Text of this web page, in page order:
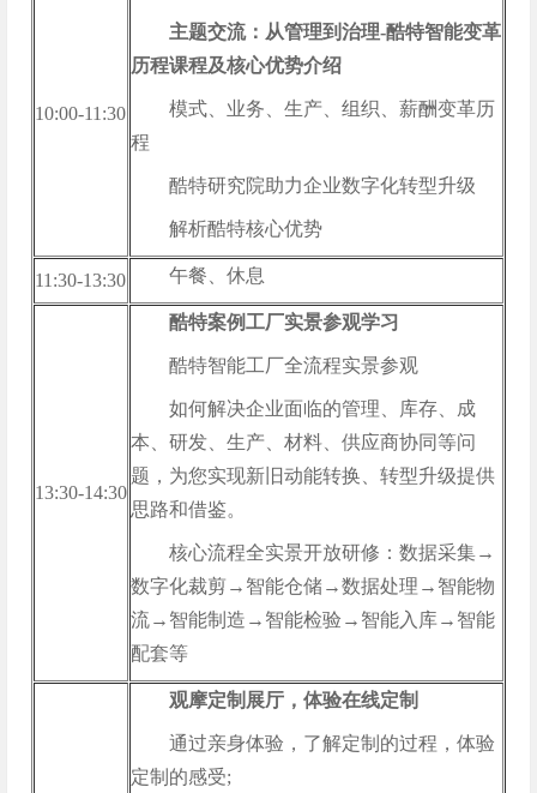
10:00-11:30
主题交流：从管理到治理-酷特智能变革
历程课程及核心优势介绍
模式、业务、生产、组织、薪酬变革历
程
酷特研究院助力企业数字化转型升级
解析酷特核心优势
11:30-13:30 午餐、休息
13:30-14:30
酷特案例工厂实景参观学习
酷特智能工厂全流程实景参观
如何解决企业面临的管理、库存、成
本、研发、生产、材料、供应商协同等问
题，为您实现新旧动能转换、转型升级提供
思路和借鉴。
核心流程全实景开放研修：数据采集→
数字化裁剪→智能仓储→数据处理→智能物
流→智能制造→智能检验→智能入库→智能
配套等
观摩定制展厅，体验在线定制
通过亲身体验，了解定制的过程，体验
定制的感受;